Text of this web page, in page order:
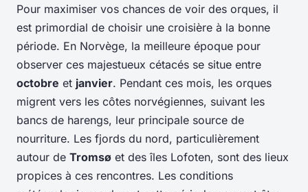
Pour maximiser vos chances de voir des orques, il
est primordial de choisir une croisière à la bonne
période. En Norvège, la meilleure époque pour
observer ces majestueux cétacés se situe entre
octobre et janvier. Pendant ces mois, les orques
migrent vers les côtes norvégiennes, suivant les
bancs de harengs, leur principale source de
nourriture. Les fjords du nord, particulièrement
autour de Tromsø et des îles Lofoten, sont des lieux
propices à ces rencontres. Les conditions